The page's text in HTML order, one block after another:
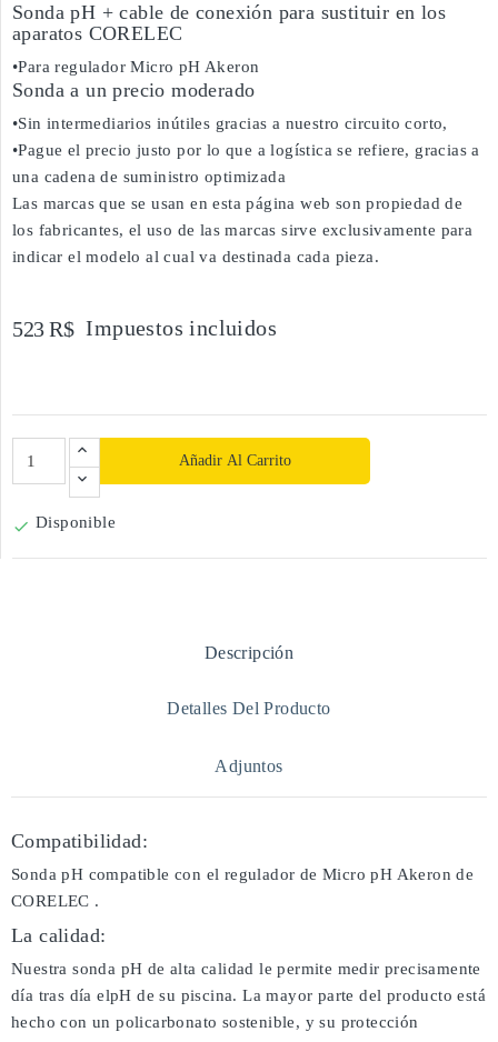
Sonda pH + cable de conexión para sustituir en los
aparatos CORELEC
•Para regulador Micro pH Akeron
Sonda a un precio moderado
•Sin intermediarios inútiles gracias a nuestro circuito corto,
•Pague el precio justo por lo que a logística se refiere, gracias a
una cadena de suministro optimizada
Las marcas que se usan en esta página web son propiedad de
los fabricantes, el uso de las marcas sirve exclusivamente para
indicar el modelo al cual va destinada cada pieza.
523 R$ Impuestos incluidos
Añadir Al Carrito
 Disponible
Descripción
Detalles Del Producto
Adjuntos
Compatibilidad:
Sonda pH compatible con el regulador de Micro pH Akeron de
CORELEC .
La calidad:
Nuestra sonda pH de alta calidad le permite medir precisamente
día tras día elpH de su piscina. La mayor parte del producto está
hecho con un policarbonato sostenible, y su protección